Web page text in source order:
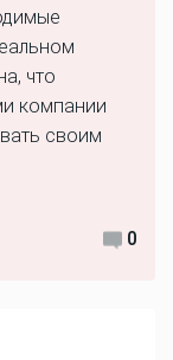
что
компании
своим
0